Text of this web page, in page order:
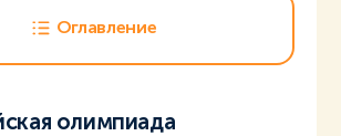
Оглавление
олимпиада